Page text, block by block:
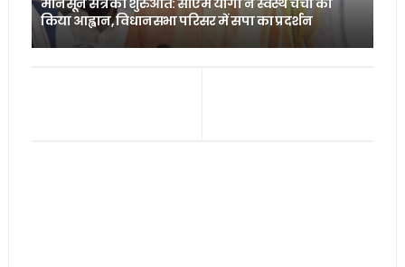
किया आह्वान, विधानसभा परिसर में सपा का प्रदर्शन